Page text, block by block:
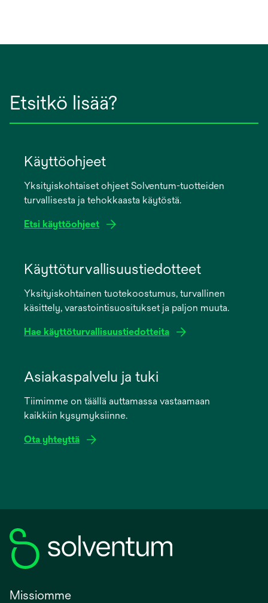
Etsitkö lisää?
Käyttöohjeet
Yksityiskohtaiset ohjeet Solventum-tuotteiden
turvallisesta ja tehokkaasta käytöstä.
Etsi käyttöohjeet
new
Käyttöturvallisuustiedotteet
Yksityiskohtainen tuotekoostumus, turvallinen
käsittely, varastointisuositukset ja paljon muuta.
Hae käyttöturvallisuustiedotteita
new
Asiakaspalvelu ja tuki
Tiimimme on täällä auttamassa vastaamaan
kaikkiin kysymyksiinne.
Ota yhteyttä
Missiomme